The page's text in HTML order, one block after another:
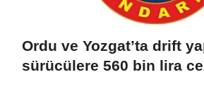
Ordu ve Yozgat’ta drift
sürücülere 560 bin lira